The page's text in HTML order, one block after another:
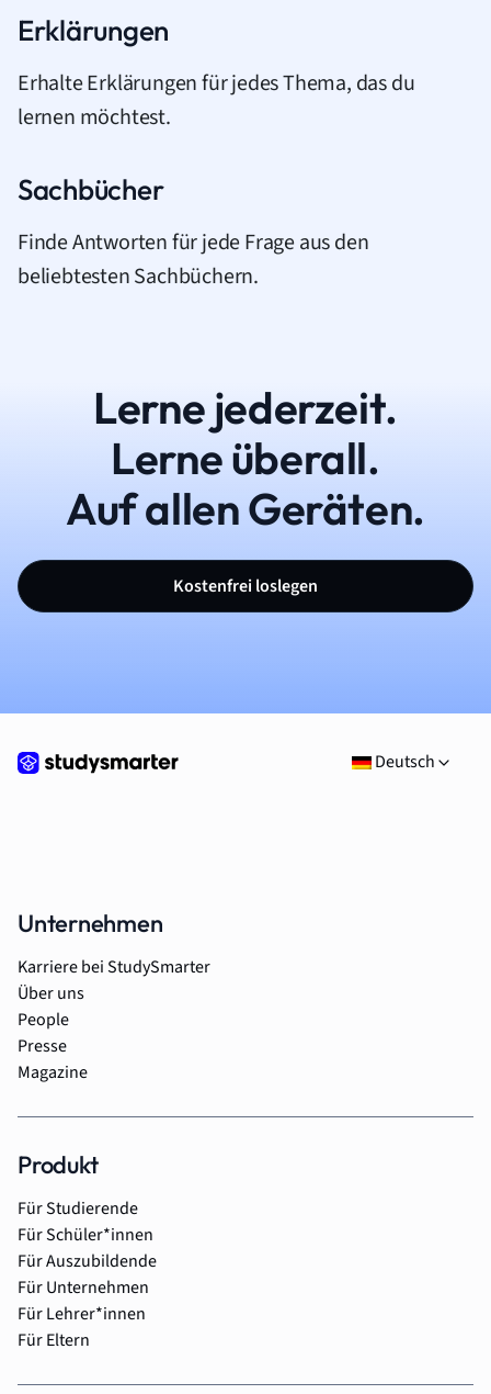
Erklärungen
Erhalte Erklärungen für jedes Thema, das du
lernen möchtest.
Sachbücher
Finde Antworten für jede Frage aus den
beliebtesten Sachbüchern.
Lerne jederzeit.
Lerne überall.
Auf allen Geräten.
Kostenfrei loslegen
Deutsch
Unternehmen
Karriere bei StudySmarter
Über uns
People
Presse
Magazine
Produkt
Für Studierende
Für Schüler*innen
Für Auszubildende
Für Unternehmen
Für Lehrer*innen
Für Eltern